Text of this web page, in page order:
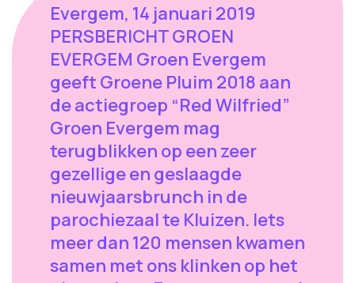
Evergem, 14 januari 2019
PERSBERICHT GROEN
EVERGEM Groen Evergem
geeft Groene Pluim 2018 aan
de actiegroep “Red Wilfried”
Groen Evergem mag
terugblikken op een zeer
gezellige en geslaagde
nieuwjaarsbrunch in de
parochiezaal te Kluizen. Iets
meer dan 120 mensen kwamen
samen met ons klinken op het